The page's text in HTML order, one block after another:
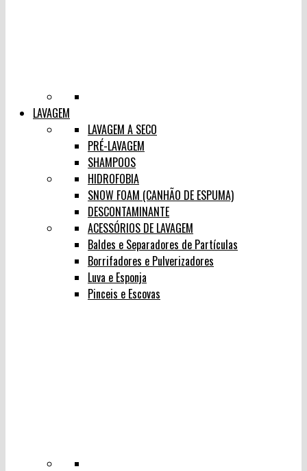
LAVAGEM
LAVAGEM A SECO
PRÉ-LAVAGEM
SHAMPOOS
HIDROFOBIA
SNOW FOAM (CANHÃO DE ESPUMA)
DESCONTAMINANTE
ACESSÓRIOS DE LAVAGEM
Baldes e Separadores de Partículas
Borrifadores e Pulverizadores
Luva e Esponja
Pinceis e Escovas